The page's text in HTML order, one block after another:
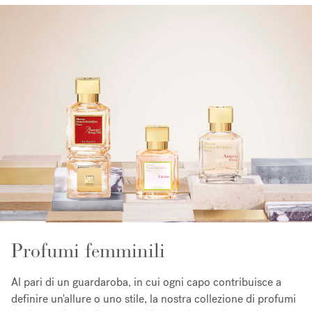
Profumi femminili
Al pari di un guardaroba, in cui ogni capo contribuisce a
definire un'allure o uno stile, la nostra collezione di profumi